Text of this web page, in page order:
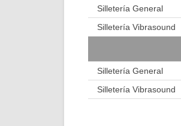
Silletería General
Silletería Vibrasound
Silletería General
Silletería Vibrasound